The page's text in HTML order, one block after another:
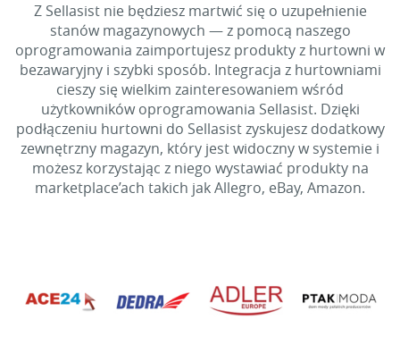
Z Sellasist nie będziesz martwić się o uzupełnienie
stanów magazynowych — z pomocą naszego
oprogramowania zaimportujesz produkty z hurtowni w
bezawaryjny i szybki sposób. Integracja z hurtowniami
cieszy się wielkim zainteresowaniem wśród
użytkowników oprogramowania Sellasist. Dzięki
podłączeniu hurtowni do Sellasist zyskujesz dodatkowy
zewnętrzny magazyn, który jest widoczny w systemie i
możesz korzystając z niego wystawiać produkty na
marketplace’ach takich jak Allegro, eBay, Amazon.